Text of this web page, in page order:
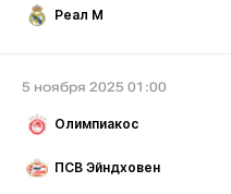
Реал М
5 ноября 2025 01:00
Олимпиакос
ПСВ Эйндховен